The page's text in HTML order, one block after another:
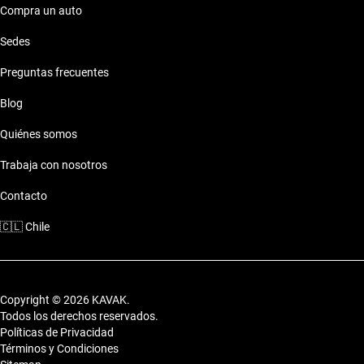
Características técnicas destacadas
Combustible: Consumo optimizado
2016
La Camioneta Renault Koleos 2016 se ajusta perfectamente a
tu estilo de vida activo, ya sea para ir al mall, pasear por la
Compra un auto
Sedes
Preguntas frecuentes
Blog
Quiénes somos
Trabaja con nosotros
Contacto
🇨🇱Chile
Copyright © 2026 KAVAK.
Todos los derechos reservados.
Políticas de Privacidad
Términos y Condiciones